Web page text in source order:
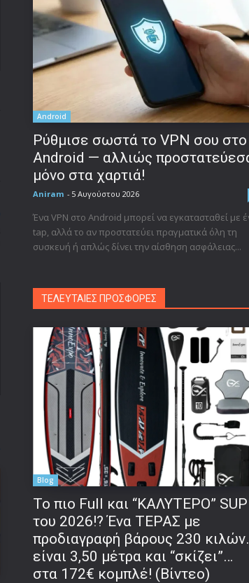
Android
Ρύθμισε σωστά το VPN σου στο
Android — αλλιώς
μόνο στα χαρτιά!
Aniram - 5 Αυγούστου 2026
Ένα VPN στο Android μπορεί να εγκατασταθεί με
tap, αλλά το αν προστατεύει πραγματικά όλη τη
συσκευή ή απλώς δίνει την αίσθηση ασφάλειας...
ΤΕΛΕΥΤΑΙΕΣ ΠΡΟΣΦΟΡΕΣ
Blog
To πιο Full και “ΚΑΛΥΤΕΡΟ” SUP
του 2026!? Ένα ΤΕΡΑΣ με
προδιαγραφή βάρους 230
είναι 3,50 μέτρα και “σκίζει”…
στα 172€ κομπλέ! (Βίντεο)